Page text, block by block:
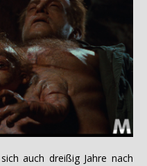
auch dreißig Jahre nach